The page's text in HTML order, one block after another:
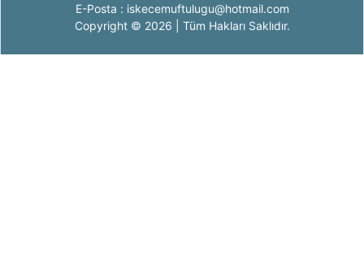
E-Posta : iskecemuftulugu@hotmail.com
Copyright © 2026 | Tüm Hakları Saklıdır.